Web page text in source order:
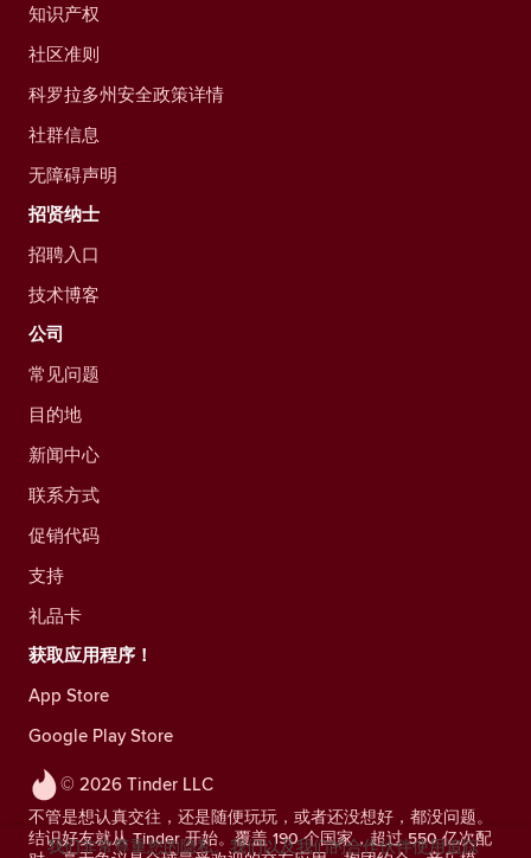
© 2026 Tinder LLC
不管是想认真交往，还是随便玩玩，或者还没想好，都没问题。
结识好友就从 Tinder 开始。覆盖 190 个国家，超过 550 亿次配
知识产权
社区准则
科罗拉多州安全政策详情
社群信息
无障碍声明
招贤纳士
招聘入口
技术博客
公司
常见问题
目的地
新闻中心
联系方式
促销代码
支持
礼品卡
获取应用程序！
App Store
Google Play Store
我们非常尊重您的隐私。我们以及我们的合作伙伴使用追踪